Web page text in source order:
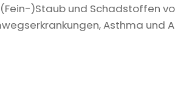
)Staub und Schadstoffen
Asthma und